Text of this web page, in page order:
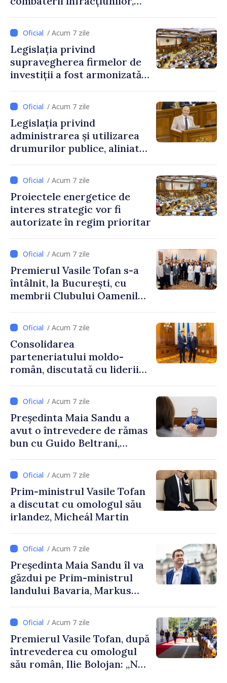
/ Acum 7 zile
Legislația privind
supravegherea firmelor de
investiții a fost armonizată
/ Acum 7 zile
Legislația privind
administrarea și utilizarea
drumurilor publice, aliniată
/ Acum 7 zile
Proiectele energetice de
interes strategic vor fi
autorizate în regim prioritar
/ Acum 7 zile
Premierul Vasile Tofan s-a
întâlnit, la București, cu
membrii Clubului Oamenilor
/ Acum 7 zile
Consolidarea
parteneriatului moldo-
român, discutată cu liderii
/ Acum 7 zile
Președinta Maia Sandu a
avut o întrevedere de rămas
bun cu Guido Beltrani,
Cooperare al Elveției în
Republica Moldova
/ Acum 7 zile
Prim-ministrul Vasile Tofan
a discutat cu omologul său
irlandez, Micheál Martin
/ Acum 7 zile
Președinta Maia Sandu îl va
găzdui pe Prim-ministrul
landului Bavaria, Markus
/ Acum 7 zile
Premierul Vasile Tofan, după
întrevederea cu omologul
său român, Ilie Bolojan: „Ne